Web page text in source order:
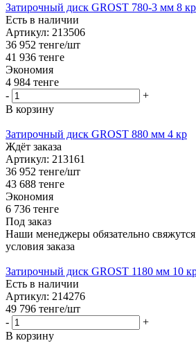
Затирочный диск GROST 780-3 мм 8 кр
Есть в наличии
Артикул: 213506
36 952 тенге/шт
41 936 тенге
Экономия
4 984 тенге
-
+
В корзину
Затирочный диск GROST 880 мм 4 кр
Ждёт заказа
Артикул: 213161
36 952 тенге/шт
43 688 тенге
Экономия
6 736 тенге
Под заказ
Наши менеджеры обязательно
условия заказа
Затирочный диск GROST 1180 мм 10
Есть в наличии
Артикул: 214276
49 796 тенге/шт
-
+
В корзину